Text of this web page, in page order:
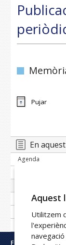
Pujar
En
Agenda
Imatge
Galeria
Xarxa FPHAG
Fundació Privada
Aquest
Utilitzem